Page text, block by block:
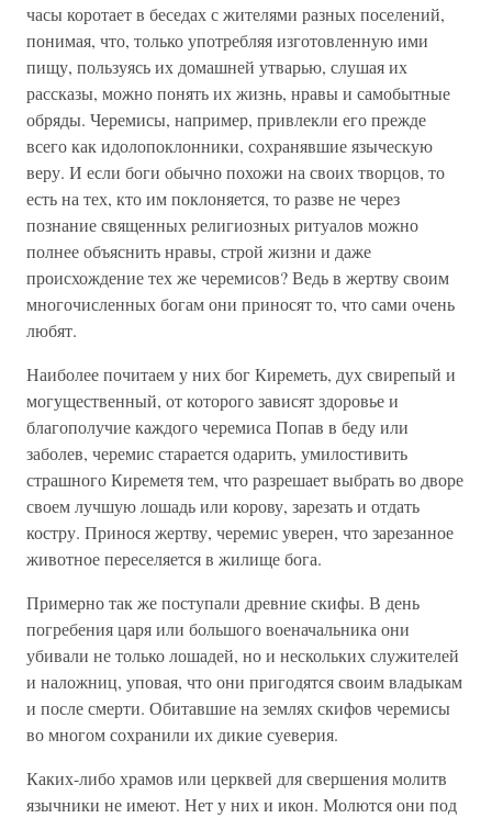
часы коротает в беседах с жителями разных поселений,
понимая, что, только употребляя изготовленную ими
пищу, пользуясь их домашней утварью, слушая их
рассказы, можно понять их жизнь, нравы и самобытные
обряды. Черемисы, например, привлекли его прежде
всего как идолопоклонники, сохранявшие языческую
веру. И если боги обычно похожи на своих творцов, то
есть на тех, кто им поклоняется, то разве не через
познание священных религиозных ритуалов можно
полнее объяснить нравы, строй жизни и даже
происхождение тех же черемисов? Ведь в жертву своим
многочисленных богам они приносят то, что сами очень
любят.
Наиболее почитаем у них бог Киреметь, дух свирепый и
могущественный, от которого зависят здоровье и
благополучие каждого черемиса Попав в беду или
заболев, черемис старается одарить, умилостивить
страшного Киреметя тем, что разрешает выбрать во дворе
своем лучшую лошадь или корову, зарезать и отдать
костру. Принося жертву, черемис уверен, что зарезанное
животное переселяется в жилище бога.
Примерно так же поступали древние скифы. В день
погребения царя или большого военачальника они
убивали не только лошадей, но и нескольких служителей
и наложниц, уповая, что они пригодятся своим владыкам
и после смерти. Обитавшие на землях скифов черемисы
во многом сохранили их дикие суеверия.
Каких-либо храмов или церквей для свершения молитв
язычники не имеют. Нет у них и икон. Молются они под